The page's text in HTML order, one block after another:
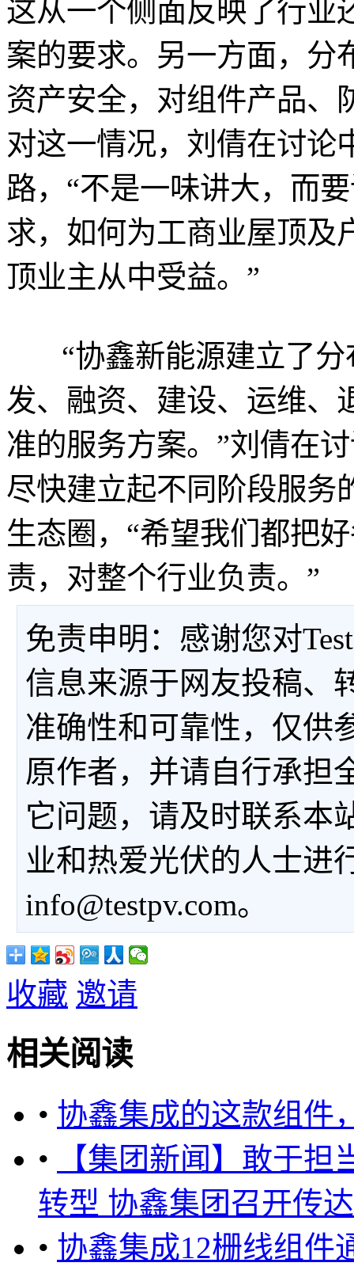
这从一个侧面反映了行业
案的要求。另一方面，分
资产安全，对组件产品、
对这一情况，刘倩在讨论
路，“不是一味讲大，而
求，如何为工商业屋顶及
顶业主从中受益。”
“协鑫新能源建立了分
发、融资、建设、运维、
准的服务方案。”刘倩在
尽快建立起不同阶段服务
生态圈，“希望我们都把
责，对整个行业负责。”
免责申明：感谢您对
信息来源于网友投稿、
准确性和可靠性，仅供
原作者，并请自行承担
它问题，请及时联系本
业和热爱光伏的人士进
info@testpv.com。
收藏 邀请
相关阅读
• 协鑫集成的这款组件
•
【集团新闻】敢于
转型 协鑫集团召开传
• 协鑫集成12栅线组件